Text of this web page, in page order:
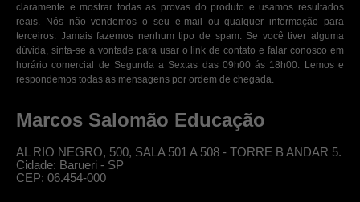
claramente e mostrar todas as provas do produto e usamos resultados
reais. Nós não vendemos o seu e-mail ou qualquer informação para
terceiros. Jamais fazemos nenhum tipo de spam. Se você tiver alguma
dúvida, sinta-se à vontade para usar o link de contato e falar conosco em
horário comercial de Segunda a Sextas das 09h00 ás 18h00. Lemos e
respondemos todas as mensagens por ordem de chegada.
Marcos Salomão Educação
AL RIO NEGRO, 500, SALA 501 A 508 - TORRE B ANDAR 5.
Cidade: Barueri - SP
CEP: 06.454-000